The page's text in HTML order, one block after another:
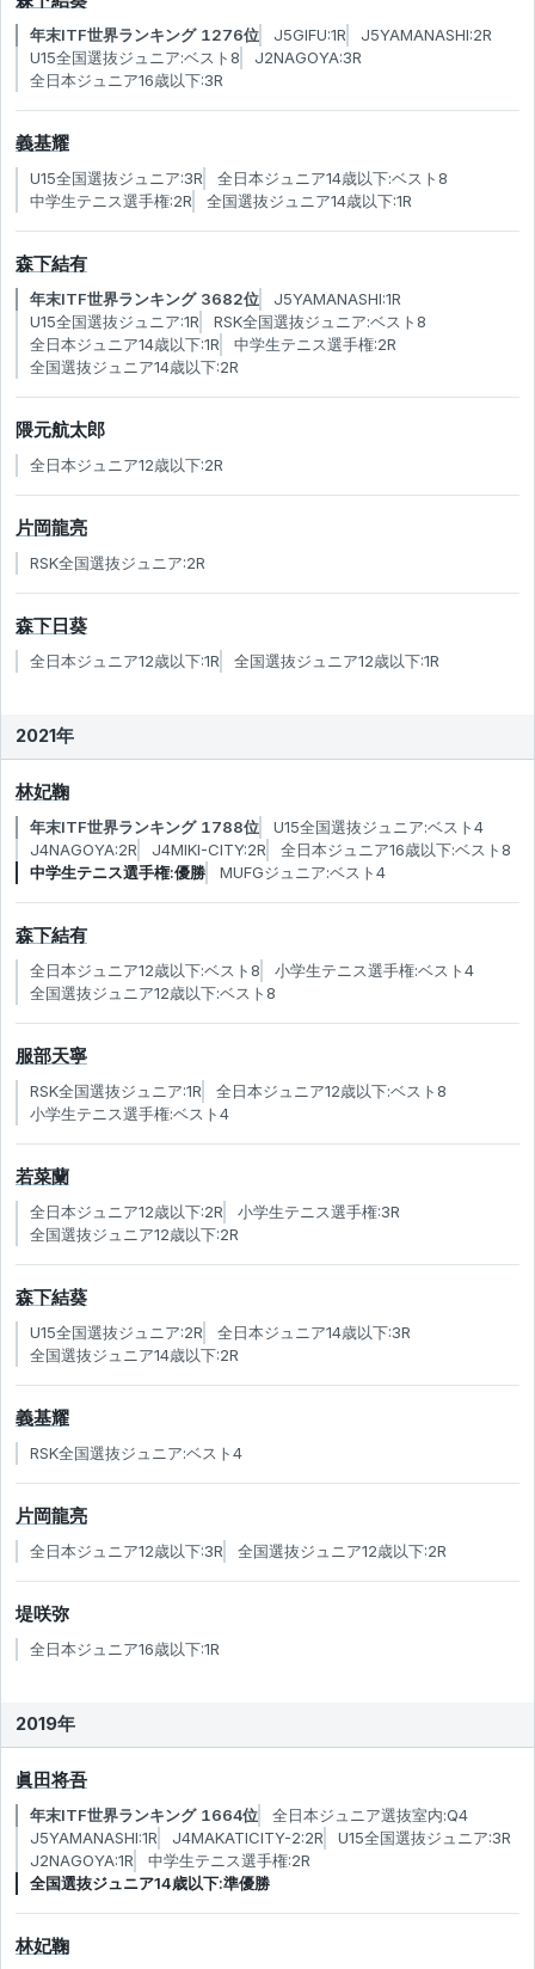
年末ITF世界ランキング 1276位 J5GIFU:1R
J5YAMANASHI:2R
U15全国選抜ジュニア:ベスト8
J2NAGOYA:3R
全日本ジュニア16歳以下:3R
義基耀
U15全国選抜ジュニア:3R
全日本ジュニア14歳以下:ベスト8
中学生テニス選手権:2R
全国選抜ジュニア14歳以下:1R
森下結有
年末ITF世界ランキング 3682位
J5YAMANASHI:1R
U15全国選抜ジュニア:1R
RSK全国選抜ジュニア:ベスト8
全日本ジュニア14歳以下:1R
中学生テニス選手権:2R
全国選抜ジュニア14歳以下:2R
隈元航太郎
全日本ジュニア12歳以下:2R
片岡龍亮
RSK全国選抜ジュニア:2R
森下日葵
全日本ジュニア12歳以下:1R 全国選抜ジュニア12歳以下:1R
2021年
林妃鞠
年末ITF世界ランキング 1788位
U15全国選抜ジュニア:ベスト4
J4NAGOYA:2R
J4MIKI-CITY:2R
全日本ジュニア16歳以下:ベスト8
中学生テニス選手権:優勝
MUFGジュニア:ベスト4
森下結有
全日本ジュニア12歳以下:ベスト8
小学生テニス選手権:ベスト4
全国選抜ジュニア12歳以下:ベスト8
服部天寧
RSK全国選抜ジュニア:1R
全日本ジュニア12歳以下:ベスト8
小学生テニス選手権:ベスト4
若菜蘭
全日本ジュニア12歳以下:2R
小学生テニス選手権:3R
全国選抜ジュニア12歳以下:2R
森下結葵
U15全国選抜ジュニア:2R
全日本ジュニア14歳以下:3R
全国選抜ジュニア14歳以下:2R
義基耀
RSK全国選抜ジュニア:ベスト4
片岡龍亮
全日本ジュニア12歳以下:3R 全国選抜ジュニア12歳以下:2R
堤咲弥
全日本ジュニア16歳以下:1R
2019年
眞田将吾
年末ITF世界ランキング 1664位
全日本ジュニア選抜室内:Q4
J5YAMANASHI:1R
J4MAKATICITY-2:2R
U15全国選抜ジュニア:3R
J2NAGOYA:1R
中学生テニス選手権:2R
全国選抜ジュニア14歳以下:準優勝
林妃鞠